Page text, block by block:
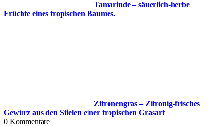
Tamarinde – säuerlich-herbe
Früchte eines tropischen Baumes.
Zitronengras – Zitronig-frisches
Gewürz aus den Stielen einer tropischen Grasart
0 Kommentare